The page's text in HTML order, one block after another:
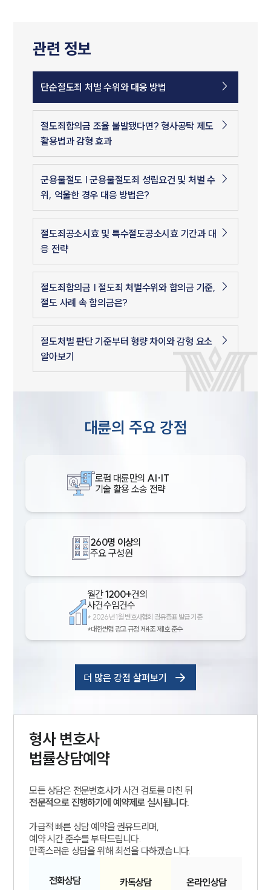
관련 정보
단순절도죄 처벌 수위와 대응 방법
절도죄합의금 조율 불발됐다면? 형사공탁 제도
활용법과 감형 효과
군용물절도 | 군용물절도죄 성립요건 및 처벌 수
위, 억울한 경우 대응 방법은?
절도죄공소시효 및 특수절도공소시효 기간과 대
응 전략
절도죄합의금 | 절도죄 처벌수위와 합의금 기준,
절도 사례 속 합의금은?
절도처벌 판단 기준부터 형량 차이와 감형 요소
알아보기
대륜의 주요 강점
로펌 대륜만의 AI·IT
기술 활용 소송 전략
260명 이상의
주요 구성원
월간1200+건의
사건수임건수
* 2026년 1월 변호사협회 경유증표 발급 기준
*대한변협 광고 규정 제4조 제1호 준수
더 많은 강점 살펴보기
형사변호사
법률상담예약
모든 상담은 전문변호사가 사건 검토를 마친 뒤
전문적으로 진행하기에 예약제로 실시됩니다.
가급적 빠른 상담 예약을 권유드리며,
예약 시간 준수를 부탁드립니다.
만족스러운 상담을 위해 최선을 다하겠습니다.
전화상담 카톡상담 온라인상담